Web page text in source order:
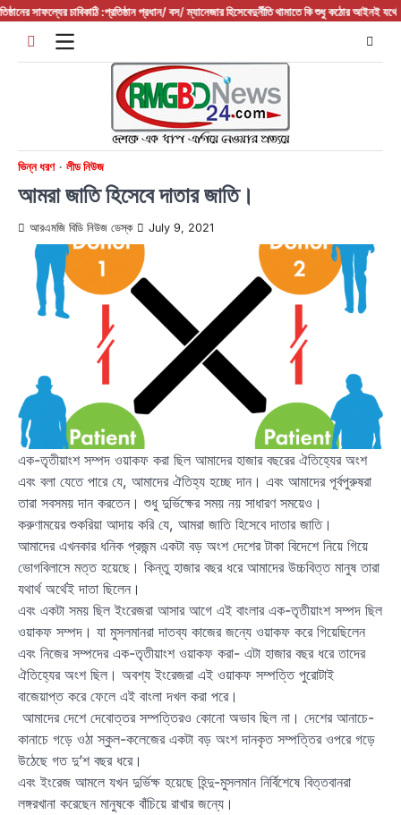
Skipচাবিকাঠি :প্রতিষ্ঠান প্রধান/ বস/ ম্যানেজার হিসেবেদুর্নীতি থামাতে কি শুধু কঠোর আইনই যথেষ্ট?
ভিন্ন ধরণ লীড নিউজ
আমরা জাতি হিসেবে দাতার জাতি।
আরএমজি বিডি নিউজ ডেস্ক July 9, 2021
এক-তৃতীয়াংশ সম্পদ ওয়াকফ করা ছিল আমাদের হাজার বছরের ঐতিহ্যের অংশ
এবং বলা যেতে পারে যে, আমাদের ঐতিহ্য হচ্ছে দান। এবং আমাদের পূর্বপুরুষরা
তারা সবসময় দান করতেন। শুধু দুর্ভিক্ষের সময় নয় সাধারণ সময়েও।
করুণাময়ের শুকরিয়া আদায় করি যে, আমরা জাতি হিসেবে দাতার জাতি।
আমাদের এখনকার ধনিক প্রজন্ম একটা বড় অংশ দেশের টাকা বিদেশে নিয়ে গিয়ে
ভোগবিলাসে মত্ত হয়েছে। কিন্তু হাজার বছর ধরে আমাদের উচ্চবিত্ত মানুষ তারা
যথার্থ অর্থেই দাতা ছিলেন।
এবং একটা সময় ছিল ইংরেজরা আসার আগে এই বাংলার এক-তৃতীয়াংশ সম্পদ ছিল
ওয়াকফ সম্পদ। যা মুসলমানরা দাতব্য কাজের জন্যে ওয়াকফ করে গিয়েছিলেন
এবং নিজের সম্পদের এক-তৃতীয়াংশ ওয়াকফ করা- এটা হাজার বছর ধরে তাদের
ঐতিহ্যের অংশ ছিল। অবশ্য ইংরেজরা এই ওয়াকফ সম্পত্তি পুরোটাই
বাজেয়াপ্ত করে ফেলে এই বাংলা দখল করা পরে।
আমাদের দেশে দেবোত্তর সম্পত্তিরও কোনো অভাব ছিল না। দেশের আনাচে-
কানাচে গড়ে ওঠা স্কুল-কলেজের একটা বড় অংশ দানকৃত সম্পত্তির ওপরে গড়ে
উঠেছে গত দু’শ বছর ধরে।
এবং ইংরেজ আমলে যখন দুর্ভিক্ষ হয়েছে হিন্দু-মুসলমান নির্বিশেষে বিত্তবানরা
লঙ্গরখানা করেছেন মানুষকে বাঁচিয়ে রাখার জন্যে।